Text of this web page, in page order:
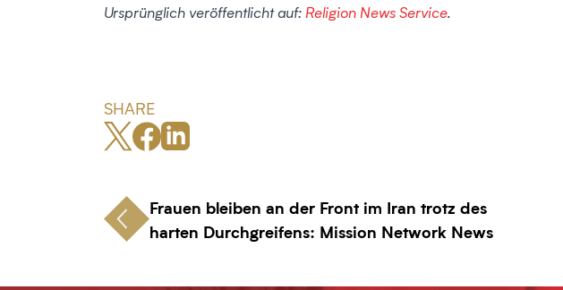
Ursprünglich veröffentlicht auf: Religion News Service.
SHARE
Frauen bleiben an der Front im Iran trotz des
harten Durchgreifens: Mission Network News